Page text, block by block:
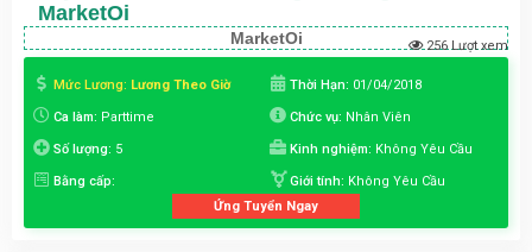
MarketOi
MarketOi 256 Lượt xem
Mức Lương: Lương Theo Giờ Thời Hạn: 01/04/2018
Ca làm: Parttime Chức vụ: Nhân Viên
Số lượng: 5 Kinh nghiệm: Không Yêu Cầu
Bằng cấp: Giới tính: Không Yêu Cầu
Ứng Tuyển Ngay